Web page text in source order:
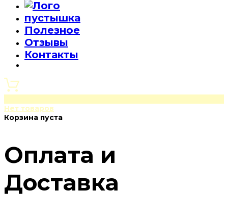
пустышка
Полезное
Отзывы
Контакты
Нет товаров
Корзина пуста
Оплата и
Доставка